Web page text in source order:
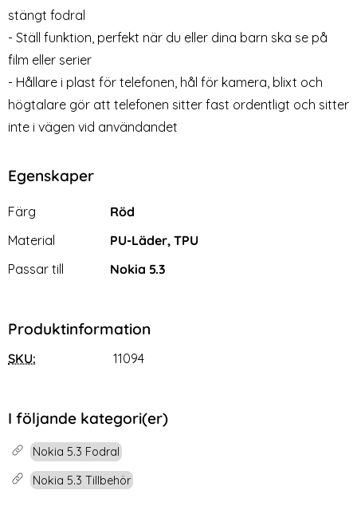
stängt fodral
- Ställ funktion, perfekt när du eller dina barn ska se på
film eller serier
- Hållare i plast för telefonen, hål för kamera, blixt och
högtalare gör att telefonen sitter fast ordentligt och sitter
inte i vägen vid användandet
Egenskaper
Egenskaper/attribut för denna produkt
Attribut
Färg
Röd
Material
PU-Läder, TPU
Passar till
Nokia 5.3
Produktinformation
SKU: 11094
I följande kategori(er)
Nokia 5.3 Fodral
Nokia 5.3 Tillbehör